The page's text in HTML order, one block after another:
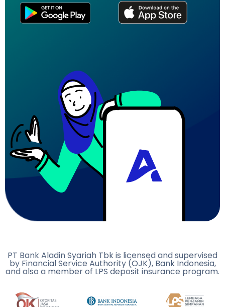
PT Bank Aladin Syariah Tbk is licensed and supervised
by Financial Service Authority (OJK), Bank Indonesia,
and also a member of LPS deposit insurance program.